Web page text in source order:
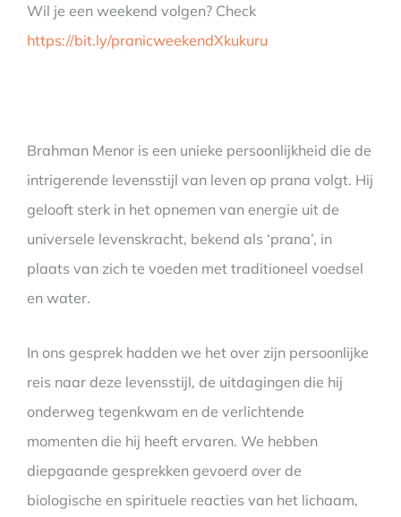
Wil je een weekend volgen? Check
https://bit.ly/pranicweekendXkukuru
Brahman Menor is een unieke persoonlijkheid die de
intrigerende levensstijl van leven op prana volgt. Hij
gelooft sterk in het opnemen van energie uit de
universele levenskracht, bekend als ‘prana’, in
plaats van zich te voeden met traditioneel voedsel
en water.
In ons gesprek hadden we het over zijn persoonlijke
reis naar deze levensstijl, de uitdagingen die hij
onderweg tegenkwam en de verlichtende
momenten die hij heeft ervaren. We hebben
diepgaande gesprekken gevoerd over de
biologische en spirituele reacties van het lichaam,